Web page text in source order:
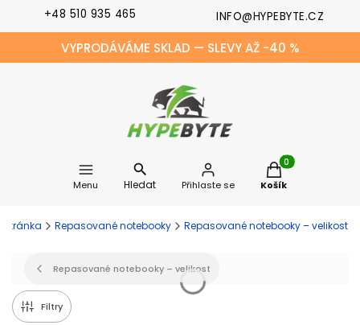
+48 510 935 465 INFO@HYPEBYTE.CZ
VYPRODÁVÁME SKLAD — SLEVY AŽ -40 %
Menu Hledat Přihlaste se
Produkty v
Košík
stránka Repasované notebooky Repasované notebooky – velikost
Repasované notebooky – velikost
Filtry